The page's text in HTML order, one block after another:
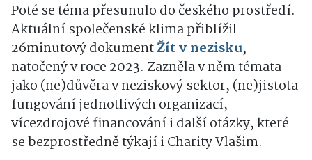
Poté se téma přesunulo do českého prostředí.
Aktuální společenské klima přiblížil
26minutový dokumentŽít v nezisku,
natočený v roce 2023. Zazněla v něm témata
jako (ne)důvěra v neziskový sektor, (ne)jistota
fungování jednotlivých organizací,
vícezdrojové financování i další otázky, které
se bezprostředně týkají i Charity Vlašim.